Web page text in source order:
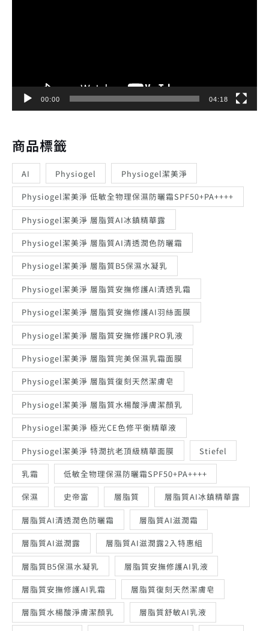
00:00 04:18
商品標籤
AI Physiogel Physiogel潔美淨
Physiogel潔美淨 低敏全物理保濕防曬霜SPF50+PA++++
Physiogel潔美淨 層脂質AI冰鎮精華露
Physiogel潔美淨 層脂質AI清透潤色防曬霜
Physiogel潔美淨 層脂質B5保濕水凝乳
Physiogel潔美淨 層脂質安撫修護AI清透乳霜
Physiogel潔美淨 層脂質安撫修護AI羽絲面膜
Physiogel潔美淨 層脂質安撫修護PRO乳液
Physiogel潔美淨 層脂質完美保濕乳霜面膜
Physiogel潔美淨 層脂質復刻天然潔膚皂
Physiogel潔美淨 層脂質水楊酸淨膚潔顏乳
Physiogel潔美淨 極光CE色修平衡精華液
Physiogel潔美淨 特潤抗老頂級精華面膜 Stiefel
乳霜 低敏全物理保濕防曬霜SPF50+PA++++
保濕 史帝富 層脂質 層脂質AI冰鎮精華露
層脂質AI清透潤色防曬霜 層脂質AI滋潤霜
層脂質AI滋潤露 層脂質AI滋潤露2入特惠組
層脂質B5保濕水凝乳 層脂質安撫修護AI乳液
層脂質安撫修護AI乳霜 層脂質復刻天然潔膚皂
層脂質水楊酸淨膚潔顏乳 層脂質舒敏AI乳液